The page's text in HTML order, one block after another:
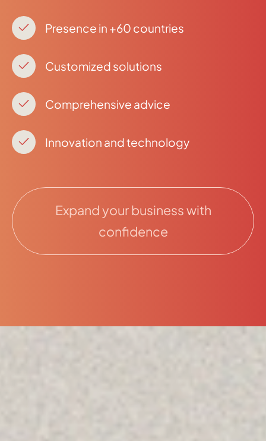
Presence in +60 countries
Customized solutions
Comprehensive advice
Innovation and technology
Expand your business with
confidence